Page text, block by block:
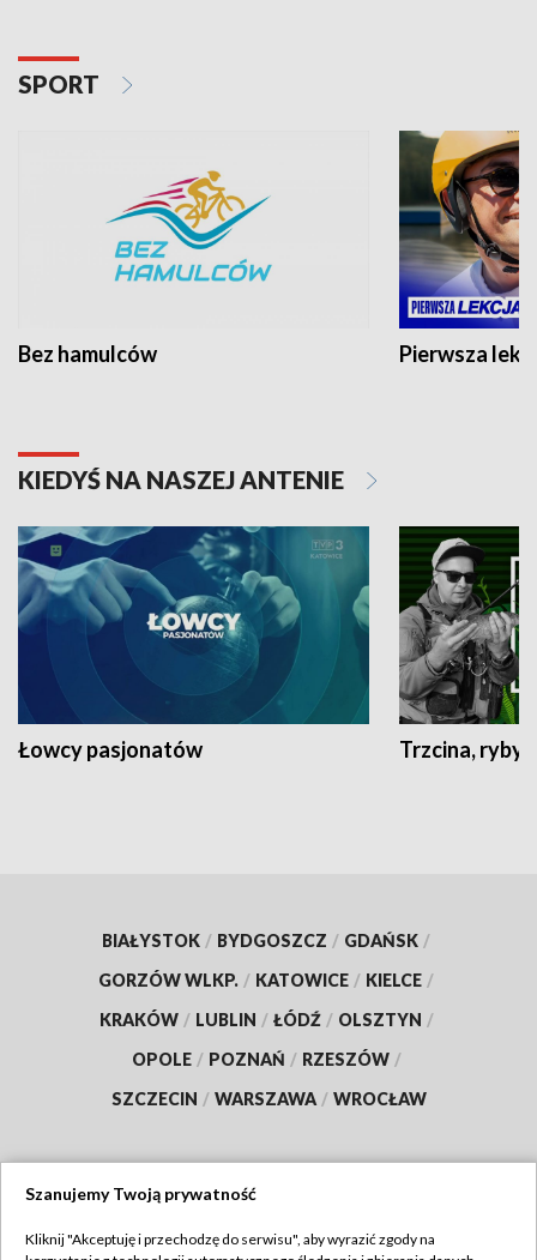
SPORT
Bez hamulców Pierwsza
KIEDYŚ NA NASZEJ ANTENIE
Łowcy pasjonatów Trzcina, ryby
BIAŁYSTOK / BYDGOSZCZ / GDAŃSK /
GORZÓW WLKP. / KATOWICE / KIELCE /
KRAKÓW / LUBLIN / ŁÓDŹ / OLSZTYN /
OPOLE / POZNAŃ / RZESZÓW /
SZCZECIN / WARSZAWA / WROCŁAW
Szanujemy Twoją prywatność
Kliknij "Akceptuję i przechodzę do serwisu", aby wyrazić zgody na